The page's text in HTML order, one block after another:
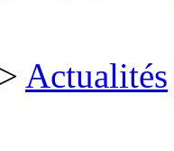
> Actualités